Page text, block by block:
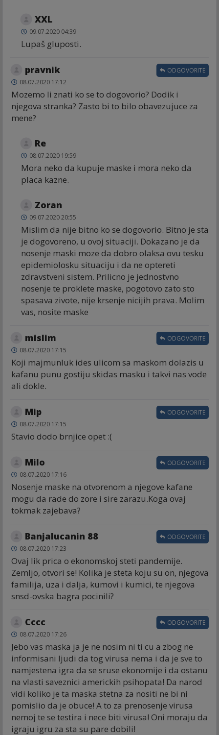
XXL
09.07.2020 04:39
Lupaš gluposti.
pravnik
08.07.2020 17:12
Mozemo li znati ko se to dogovorio? Dodik i
njegova stranka? Zasto bi to bilo obavezujuce za
mene?
ODGOVORITE
Re
08.07.2020 19:59
Mora neko da kupuje maske i mora neko da
placa kazne.
Zoran
09.07.2020 20:55
Mislim da nije bitno ko se dogovorio. Bitno je sta
je dogovoreno, u ovoj situaciji. Dokazano je da
nosenje maski moze da dobro olaksa ovu tesku
epidemiolosku situaciju i da ne optereti
zdravstveni sistem. Prilicno je jednostvno
nosenje te proklete maske, pogotovo zato sto
spasava zivote, nije krsenje nicijih prava. Molim
vas, nosite maske
mislim
08.07.2020 17:15
Koji majmunluk ides ulicom sa maskom dolazis u
kafanu punu gostiju skidas masku i takvi nas vode
ali dokle.
ODGOVORITE
Mip
08.07.2020 17:15
Stavio dodo brnjice opet :(
ODGOVORITE
Milo
08.07.2020 17:16
Nosenje maske na otvorenom a njegove kafane
mogu da rade do zore i sire zarazu.Koga ovaj
tokmak zajebava?
ODGOVORITE
Banjalucanin 88
08.07.2020 17:23
Ovaj lik prica o ekonomskoj steti pandemije.
Zemljo, otvori se! Kolika je steta koju su on, njegova
familija, uza i dalja, kumovi i kumici, te njegova
snsd-ovska bagra pocinili?
ODGOVORITE
Cccc
08.07.2020 17:26
Jebo vas maska ja je ne nosim ni ti cu a zbog ne
informisani ljudi da tog virusa nema i da je sve to
namjestena igra da se sruse ekonomije i da ostanu
na vlasti saveznici americkih psihopata! Da narod
vidi koliko je ta maska stetna za nositi ne bi ni
pomislio da je obuce! A to za prenosenje virusa
nemoj te se testira i nece biti virusa! Oni moraju da
igraju igru za sta su pare dobili!
ODGOVORITE